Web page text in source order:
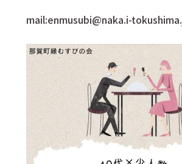
mail:enmusubi@naka.i-